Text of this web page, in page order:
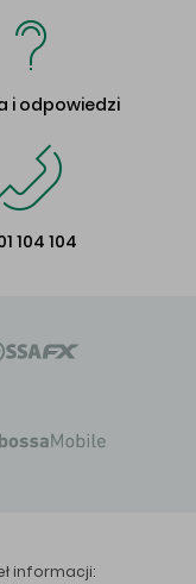
i odpowiedzi
104 104
informacji: